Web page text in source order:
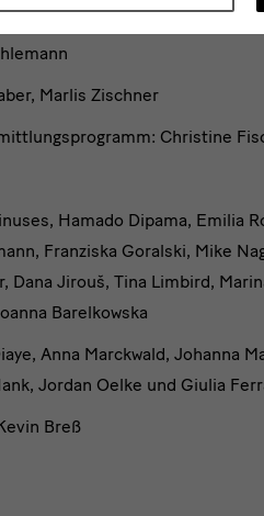
Marlis Zischner
Christine
Hamado Dipama, Emilia
Franziska Goralski, Mike
Dana Jirouš, Tina Limbird,
Barelkowska
Anna Marckwald, Johanna
Jordan Oelke und Giulia
Breß